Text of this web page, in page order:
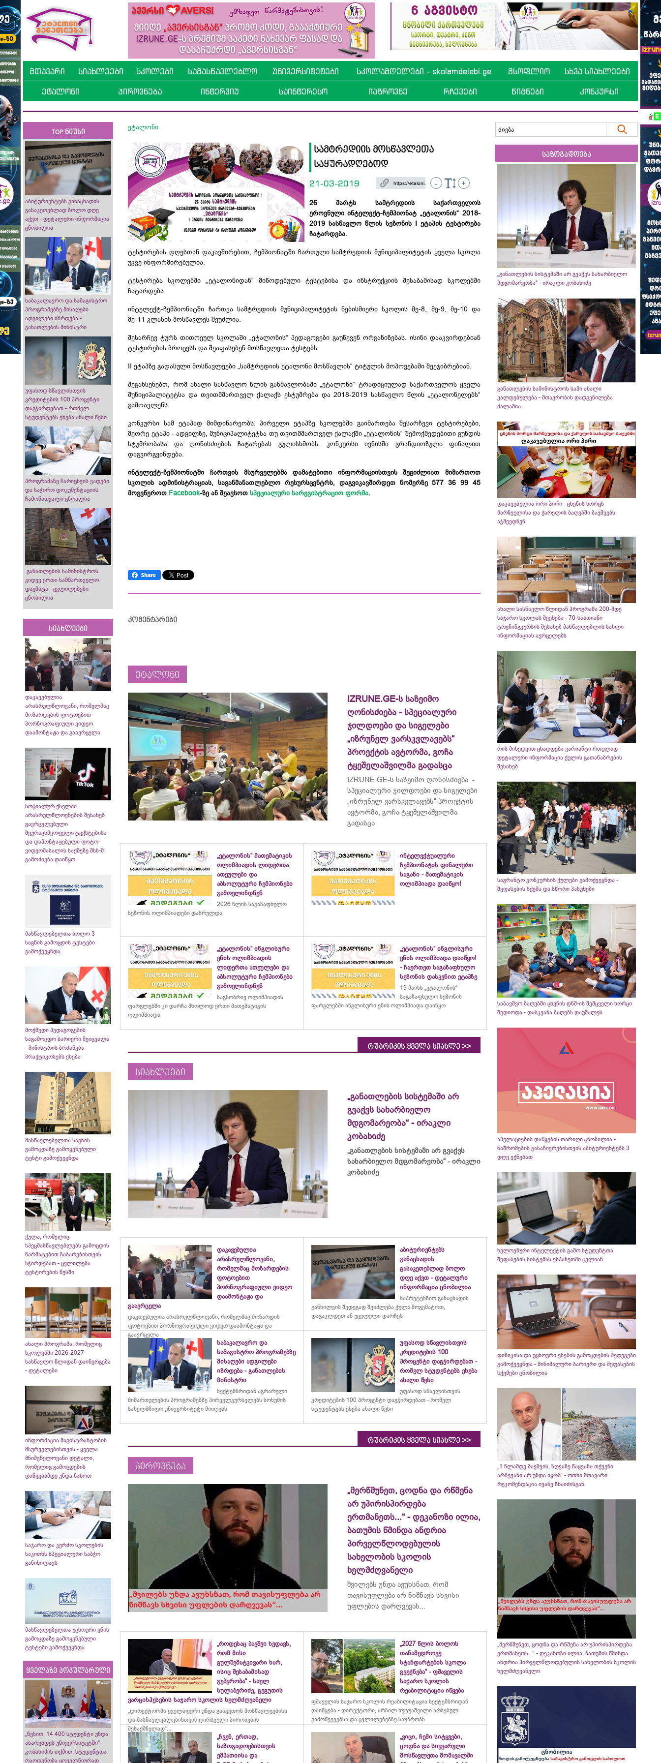
მთავარი სიახლეები სკოლები სამასწავლებლო უნივერსიტეტები სკოლამდელები - skolamdelebi.ge მსოფლიო სხვა სიახლეები
ეტალონი პიროვნება ინტერვიუ საინტერესო იაზროვნე რჩევები წიგნები კონკურსი
TOP ნიუსი
აბიტურიენტებს განაცხადის
გასაკეთებლად ბოლო დღე
აქვთ - დეტალური ინფორმაცია
ცნობილია
საბაკალავრო და სამაგისტრო
პროგრამებზე მისაღები
ადგილები იზრდება -
განათლების მინისტრი
უფასოდ სწავლისთვის
კრედიტების 100 პროცენტი
დაგჭირდებათ - რომელ
სტუდენტებს ეხება ახალი წესი
პროგრამაზე ჩარიცხვის ვადები
და საჭირო დოკუმენტაციის
ჩამონათვალი ცნობლია
განათლების სამინისტროს
კიდევ ერთი სამმართველო
დაემატა - ცვლილებები
ცნობილია
სიახლეები
დაკავებულია
არასრულწლოვანი, რომელმაც
მოზარდების ფოტოებით
პორნოგრაფიული ვიდეო
დაამონტაჟა და გაავრცელა
სოციალურ ქსელში
არასრულწლოვნების შესახებ
გავრცელებული
შეურაცხმყოფელი ტექსტებისა
და დამონტაჟებული ფოტო-
ვიდეომასალის საქმეზე შსს-მ
გამოძიება დაიწყო
მასწავლებელთა ბოლო 3
საგნის გამოცდის ტესტები
გამოქვეყნდა
მოქმედი პედაგოგების
საგამოცდო ბარიერი შეიცვალა
- მინისტრის ბრძანება
პრაქტიკოსებს ეხება
მასწავლებელთა საგნის
გამოცდაზე გამოყენებული
ტესტი გამოქვეყნდა
ქულა, რომელიც
სპეცმასწავლებლებს გამოცდის
წარმატებით ჩაბარებისთვის
სჭირდებათ - ცვლილება
ტესტირების წესში
ახალი პროგრამა, რომელიც
სკოლებში 2026-2027
სასწავლო წლიდან დაინერგება
- დეტალები
ინფორმაცია მაგისტრანტობის
მსურველებისთვის - ყველა
მნიშვნელოვანი დეტალი,
რომელიც გამოცდების
დაწყებამდე უნდა ნახოთ
საჯარო და კერძო სკოლების
საკითხს სპეციალური საბჭო
განიხილავს
მასწავლებელთა უცხოური ენის
გამოცდაზე გამოყენებული
ტესტები გამოქვეყნდა
ყველაზე პოპულარული
„წესით, 14 400 სტუდენტი უნდა
აბარებდეს უნივერსიტეტში“-
კობახიძის თქმით, სტუდენტთა
რაოდენობა ყოველწიურად
ეტალონი
სამტრედიის მოსწავლეთა
საყურადღებოდ
21-03-2019 - +
26 მარტს სამტრედიის საქართველოს
ეროვნულიინტელექტ-ჩემპიონატ „ეტალონის“ 2018-
2019 სასწავლო წლის სეზონის I ეტაპის ტესტირება
ჩატარდება.
ტესტირების დღესთან დაკავშირებით, ჩემპიონატში ჩართული სამტრედიის მუნიციპალიტეტის ყველა სკოლა
უკვე ინფორმირებულია.
ტესტირება სკოლებში „ ეტალონიდან“ მიწოდებული ტესტებისა და ინსტრუქციის შესაბამისად სკოლებში
ჩატარდება.
ინტელექტ-ჩემპიონატში ჩართვა სამტრედიის მუნიციპალიტეტის ნებისმიერი სკოლის მე-8, მე-9, მე-10 და
მე-11 კლასის მოსწავლეს შეუძლია.
შესარჩევ ტურს თითოეულ სკოლაში „ეტალონის“ პედაგოგები გაუწევენ ორგანიზებას. ისინი დააკვირდებიან
ტესტირების პროცესს და შეაფასებენ მოსწავლეთა ტესტებს.
II ეტაპზე გადასული მოსწავლეები „სამტრედიის ეტალონი მოსწავლის“ ტიტულის მოპოვებაში შეეჯიბრებიან.
შეგახსენებთ, რომ ახალი სასწავლო წლის განმავლობაში „ეტალონი“ ტრადიციულად საქართველოს ყველა
მუნიციპალიტეტსა და თვითმმართველ ქალაქს ესტუმრება და 2018-2019 სასწავლო წლის „ ეტალონელებს“
გამოავლენს.
კონკურსი სამ ეტაპად მიმდინარეობს: პირველი ეტაპზე სკოლებში გაიმართება შესარჩევი ტესტირებები,
მეორე ეტაპი - ადგილზე, მუნიციპალიტეტსა თუ თვითმმართველ ქალაქში „ეტალონის“ შემოქმედებითი გუნდის
სტუმრობასა და ღონისძიების ჩატარებას გულისხმობს. კონკურსი ივნისში გრანდიოზული ფინალით
დაგვირგვინდება.
ინტელექტ-ჩემპიონატში ჩართვის მსურველებმა დამატებითი ინფორმაციისთვის შეგიძლიათ მიმართოთ
სკოლის ადმინისტრაციას, საგანმანათლებლო რესურსცენტრს, დაგვიკავშირდეთ ნომერზე 577 36 99 45
მოგვწეროთ Facebook-ზე ან შეავსოთსპეციალური სარეგისტრაციო ფორმა.
კომენტარები
ეტალონი
IZRUNE.GE-ს საზეიმო
ღონისძიება - სპეციალური
ჯილდოები და სიგელები
„იზრუნელ ვარსკვლავებს“
პროექტის ავტორმა, გოჩა
ტყეშელაშვილმა გადასცა
IZRUNE.GE-ს საზეიმო ღონისძიება -
სპეციალური ჯილდოები და სიგელები
„იზრუნელ ვარსკვლავებს“ პროექტის
ავტორმა, გოჩა ტყეშელაშვილმა
გადასცა
„ეტალონის“ მათემატიკის
ოლიმპიადის ლიდერთა
ათეულები და
აბსოლუტური ჩემპიონები
გამოვლინდნენ
2026 წლის საგაზაფხულო
სეზონის ოლიმპიადები დასრულდა
ინტელექტუალური
ჩემპიონატის ფინალური
საგანი - მათემატიკის
ოლიმპიადა დაიწყო!
„ეტალონის“ ინგლისური
ენის ოლიმპიადის
ლიდერთა ათეულები და
აბსოლუტური ჩემპიონები
გამოვლინდნენ
საგნობრივ ოლიმპიადის
ფარგლებში კი დარჩა მხოლოდ ერთი მათემატიკის
ოლიმპიადა
„ეტალონის“ ინგლისური
ენის ოლიმპიადა დაიწყო!
- ჩაერთეთ საგაზაფხულო
სეზონის დასკვნით ეტაპზე
19 მაისს „ეტალონის“
საგაზაფხულო სეზონის
ფარგლებში ინგლისური ენის ოლიმპიადა დაიწყო
რუბრიკის ყველა სიახლე >>
სიახლეები
„განათლების სისტემაში არ
გვაქვს სახარბიელო
მდგომარეობა“ - ირაკლი
კობახიძე
„განათლების სისტემაში არ გვაქვს
სახარბიელო მდგომარეობა“ - ირაკლი
კობახიძე
დაკავებულია
არასრულწლოვანი,
რომელმაც მოზარდების
ფოტოებით
პორნოგრაფიული ვიდეო
დაამონტაჟა და
გაავრცელა
დაკავებულია არასრულწლოვანი, რომელმაც მოზარდის
ფოტოებით პორნოგრაფიული ვიდეო დაამონტაჟა და
გაავრცელა
აბიტურიენტებს
განაცხადის
გასაკეთებლად ბოლო
დღე აქვთ - დეტალური
ინფორმაცია ცნობილია
საპრეტენზიო განაცხადის
განხილვის შედეგად შეიძლება ქულა მოგემატოთ,
დაგაკლდეთ ან უცვლელი დარჩეს
საბაკალავრო და
სამაგისტრო პროგრამებზე
მისაღები ადგილები
იზრდება - განათლების
მინისტრი
სექტემბრიდან აგრარული
მიმართულების პროგრამებზე პირველკურსელებს სოხუმის
სახელმწიფო უნივერსიტეტი მიიღებს
უფასოდ სწავლისთვის
კრედიტების 100
პროცენტი დაგჭირდებათ -
რომელ სტუდენტებს ეხება
ახალი წესი
უფასოდ სწავლისთვის
კრედიტების 100 პროცენტი დაგჭირდებათ - რომელ
სტუდენტებს ეხება ახალი წესი
რუბრიკის ყველა სიახლე >>
პიროვნება
„მერწმუნეთ, ცოდნა და რწმენა
არ უპირისპირდება
ერთმანეთს...“ - დეკანოზი ილია,
ბათუმის წმინდა ანდრია
პირველწლოდებულის
სახელობის სკოლის
ხელმძღვანელი
შვილებს უნდა ავუხსნათ, რომ
თავისუფლება არ ნიშნავს სხვისი
უფლების დარღვევას...
„როდესაც ბავშვი ხედავს,
რომ მისი
გულშემატკივარი ხარ,
ისიც შესაბამისად
გეპყრობა“ - საულ
სულაბერიძე, გეგუთის
ვარციხჰესების საჯარო სკოლის ხელმძღვანელი
„დირექტორმა ყველაფერი უნდა გააკეთოს მოსწავლეებისა
და მასწავლებლებისთვის ღირსეული პირობების
შესაქმნელად“...
„2027 წლის ბოლოს
თანამედროვე
სტანდარტების სკოლა
გვექნება“ - ფშაველის
საჯარო სკოლის
რეაბილიტაცია იწყება
ფშაველის საჯარო სკოლის რეაბილიტაცია სექტემბრიდან
დაიწყება - დირექტორი, არჩილ ხუტუაშვილი არსებულ
გამოწვევებსა და ცვლილებებზე საუბრობს
„ჩვენ, ერთად,
საზოგადოებისთვის
ემპათიისა და
„ვიცი, ჩემი სიტყვები,
ცოდნა და სიყვარული
მოსწავლეთა მომავალში
საზოგადოება
„განათლების სისტემაში არ გვაქვს სახარბიელო
მდგომარეობა“ - ირაკლი კობახიძე
განათლების სამინისტროს სამი ახალი
ვალდებულება - მთავრობის დადგენილება
ძალაშია
დაკავებულია ორი პირი - ცხენის ხორცს
მარნეულისა და ქარელის ბაღებში ბავშვებს
აჭმევდნენ
ახალი სასწავლო წლიდან პროგრამა 200-მდე
საჯარო სკოლას შეეხება - 70-საათიანი
ტრენინგკურსის შესახებ მასწავლებლის სახლი
ინფორმაციას ავრცელებს
რის მიხედვით ცხადდება ვარიანტი რთულად -
დეტალური ინფორმაცია ქულის გათანაბრების
შესახებ
საგრანტო კონკურსის ქულები გამოქვეყნდა -
შეფასების სქემა და სწორი პასუხები
საბავშვო ბაღებში ცხენის დნმ-ის შემცველი ხორცი
შედიოდა - დასკვანა ბაღებს დაუმალეს
აპელაციების დაწყების თარიღი ცნობილია -
ნაშრომების გასაჩივრებისთვის აბიტურიენტებს 3
დღე ექნებათ
ხელოვნური ინტელექტის გამო სტუდენტთა
შეფასების სისტემას ესპანეთში ცვლიან
ფიზიკისა და უცხოური ენების გამოცდების შედეგები
გამოქვეყნდა - მინიმალური ბარიერი და შეფასების
სქემები ცნობილია
„1 წლამდე ბავშვის, ზღვაზე წაყვანა თქვენი
არჩევანი არ უნდა იყოს“ - ოთხი მთავარი
რეკომენდაცია ივანე ჩხაიძისგან
„მერწმუნეთ, ცოდნა და რწმენა არ უპირისპირდება
ერთმანეთს...“ - დეკანოზი ილია, ბათუმის წმინდა
ანდრია პირველწლოდებულის სახელობის სკოლის
ხელმძღვანელი